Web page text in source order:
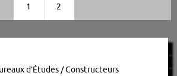
1 2
d’Études / Constructeurs